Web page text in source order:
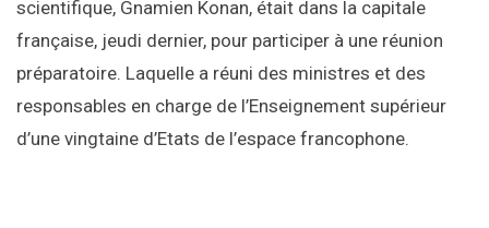
scientifique, Gnamien Konan, était dans la capitale
française, jeudi dernier, pour participer à une réunion
préparatoire. Laquelle a réuni des ministres et des
responsables en charge de l’Enseignement supérieur
d’une vingtaine d’Etats de l’espace francophone.